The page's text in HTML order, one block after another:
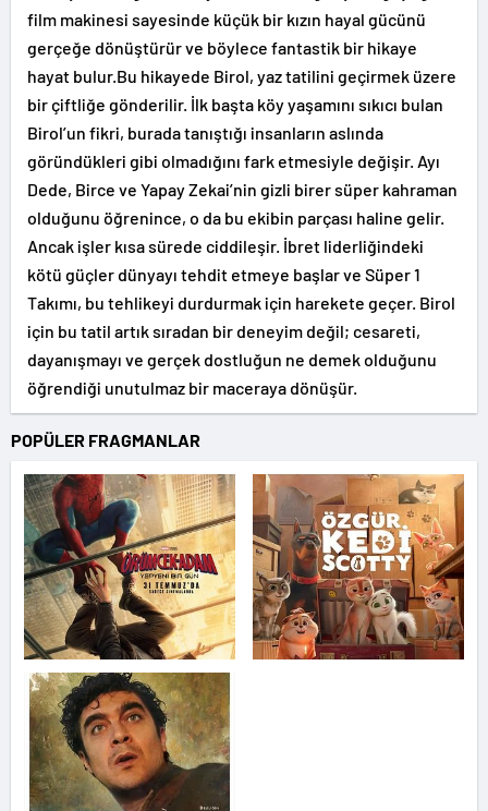
film makinesi sayesinde küçük bir kızın hayal gücünü
gerçeğe dönüştürür ve böylece fantastik bir hikaye
hayat bulur.Bu hikayede Birol, yaz tatilini geçirmek üzere
bir çiftliğe gönderilir. İlk başta köy yaşamını sıkıcı bulan
Birol’un fikri, burada tanıştığı insanların aslında
göründükleri gibi olmadığını fark etmesiyle değişir. Ayı
Dede, Birce ve Yapay Zekai’nin gizli birer süper kahraman
olduğunu öğrenince, o da bu ekibin parçası haline gelir.
Ancak işler kısa sürede ciddileşir. İbret liderliğindeki
kötü güçler dünyayı tehdit etmeye başlar ve Süper 1
Takımı, bu tehlikeyi durdurmak için harekete geçer. Birol
için bu tatil artık sıradan bir deneyim değil; cesareti,
dayanışmayı ve gerçek dostluğun ne demek olduğunu
öğrendiği unutulmaz bir maceraya dönüşür.
POPÜLER FRAGMANLAR